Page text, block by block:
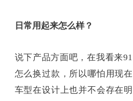
日常用起来怎么样？
说下产品方面吧，在我看来
怎么换过款，所以哪怕用现
车型在设计上也并不会存在